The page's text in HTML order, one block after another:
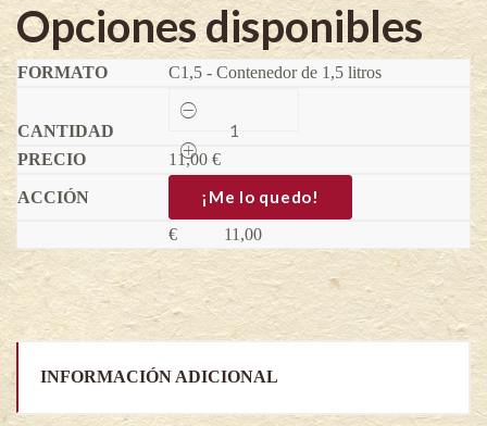
Opciones disponibles
C1,5 - Contenedor de 1,5 litros
Mini
Kiwiño
Red
Jumbo
(Hembra)
Actinidia
arguta
quantity
11,00 €
¡Me lo quedo!
€ 11,00
INFORMACIÓN ADICIONAL